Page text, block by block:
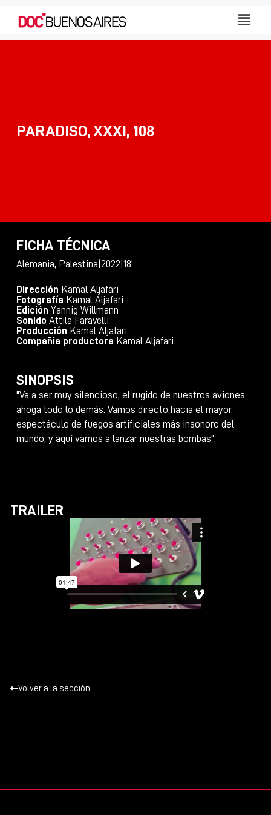
PARADISO, XXXI, 108
FICHA TÉCNICA
Alemania, Palestina 2022 18'
Dirección Kamal Aljafari
Fotografía Kamal Aljafari
Edición Yannig Willmann
Sonido Attila Faravelli
Producción Kamal Aljafari
Compañia productora Kamal Aljafari
SINOPSIS
"Va a ser muy silencioso, el rugido de nuestros aviones
ahoga todo lo demás. Vamos directo hacia el mayor
espectáculo de fuegos artificiales más insonoro del
mundo, y aquí vamos a lanzar nuestras bombas".
TRAILER
Volver a la sección